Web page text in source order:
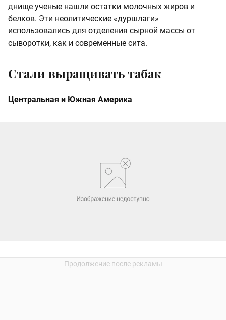
днище ученые нашли остатки молочных жиров и
белков. Эти неолитические «дуршлаги»
использовались для отделения сырной массы от
сыворотки, как и современные сита.
Стали выращивать табак
Центральная и Южная Америка